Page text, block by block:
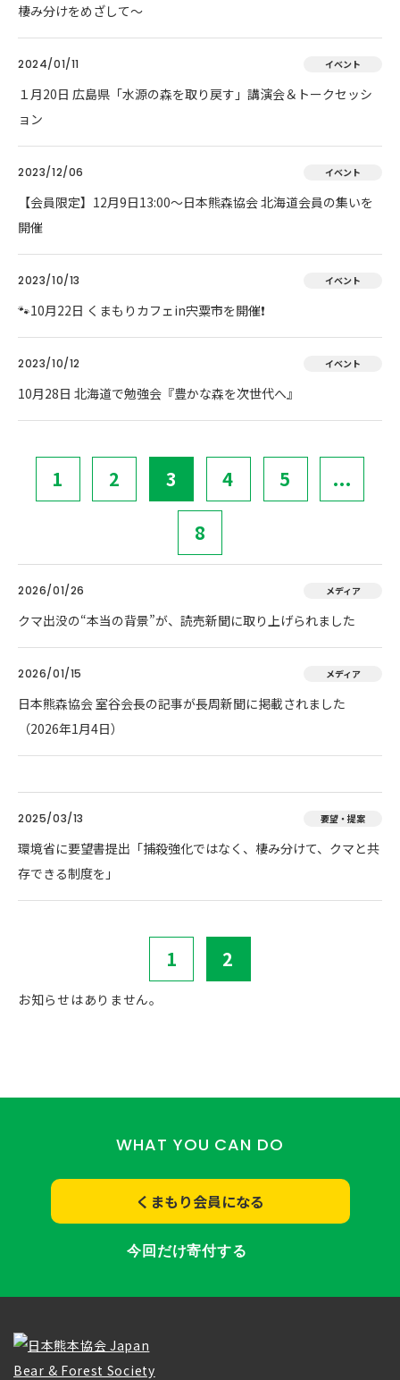
棲み分けをめざして～
2024/01/11 イベント
１月20日 広島県「水源の森を取り戻す」講演会＆トークセッシ
ョン
2023/12/06 イベント
【会員限定】12月9日13:00～日本熊森協会 北海道会員の集いを
開催
2023/10/13 イベント
🐾10月22日 くまもりカフェin宍粟市を開催❗
2023/10/12 イベント
10月28日 北海道で勉強会『豊かな森を次世代へ』
1 2 3 4 5 ...
8
2026/01/26 メディア
クマ出没の“本当の背景”が、読売新聞に取り上げられました
2026/01/15 メディア
日本熊森協会 室谷会長の記事が長周新聞に掲載されました
（2026年1月4日）
2025/03/13 要望・提案
環境省に要望書提出「捕殺強化ではなく、棲み分けて、クマと共
存できる制度を」
1 2
お知らせはありません。
WHAT YOU CAN DO
くまもり会員になる
今回だけ寄付する